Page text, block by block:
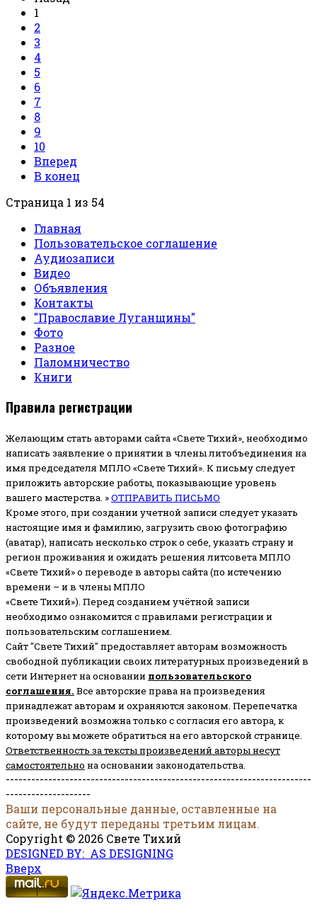
1
2
3
4
5
6
7
8
9
10
Вперед
В конец
Страница 1 из 54
Главная
Пользовательское соглашение
Аудиозаписи
Видео
Объявления
Контакты
"Православие Луганщины"
Фото
Разное
Паломничество
Книги
Правила регистрации
Желающим стать авторами сайта «Свете Тихий», необходимо
написать заявление о принятии в члены литобъединения на
имя председателя МПЛО «Свете Тихий». К письму следует
приложить авторские работы, показывающие уровень
вашего мастерства. »ОТПРАВИТЬ ПИСЬМО
Кроме этого, при создании учетной записи следует указать
настоящие имя и фамилию, загрузить свою фотографию
(аватар), написать несколько строк о себе, указать страну и
регион проживания и ожидать решения литсовета МПЛО
«Свете Тихий» о переводе в авторы сайта (по истечению
времени – и в члены МПЛО
«Свете Тихий»). Перед созданием учётной записи
необходимо ознакомится с правилами регистрации и
пользовательским соглашением.
Сайт "Свете Тихий" предоставляет авторам возможность
свободной публикации своих литературных произведений в
сети Интернет на основании пользовательского
соглашения. Все авторские права на произведения
принадлежат авторам и охраняются законом. Перепечатка
произведений возможна только с согласия его автора, к
которому вы можете обратиться на его авторской странице.
Ответственность за тексты произведений авторы несут
самостоятельно на основании законодательства.
------------------------------------------------------------------------
--------------------
Ваши персональные данные, оставленные на
сайте, не будут переданы третьим лицам.
Copyright © 2026 Свете Тихий
DESIGNED BY: AS DESIGNING
Вверх